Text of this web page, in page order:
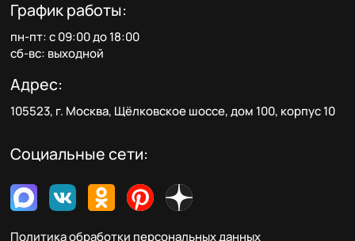
График работы:
пн-пт: с 09:00 до 18:00
сб-вс: выходной
Адрес:
105523, г. Москва, Щёлковское шоссе, дом 100, корпус 10
Социальные сети:
Политика обработки персональных данных